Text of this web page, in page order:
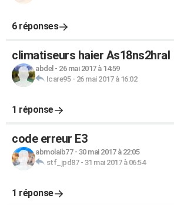
6 réponses
climatiseurs haier As18ns2hral
abdel - 26 mai 2017 à 14:59
Icare95- 26 mai 2017 à 16:02
1 réponse
code erreur E3
abmolaib77- 30 mai 2017 à 22:05
stf_jpd87- 31 mai 2017 à 06:54
1 réponse